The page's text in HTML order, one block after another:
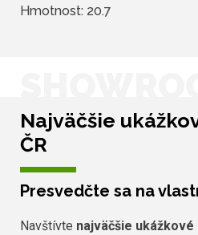
Hmotnost: 20.7
Najväčšie
ČR
Presvedčte sa na
Navštívte najväčšie